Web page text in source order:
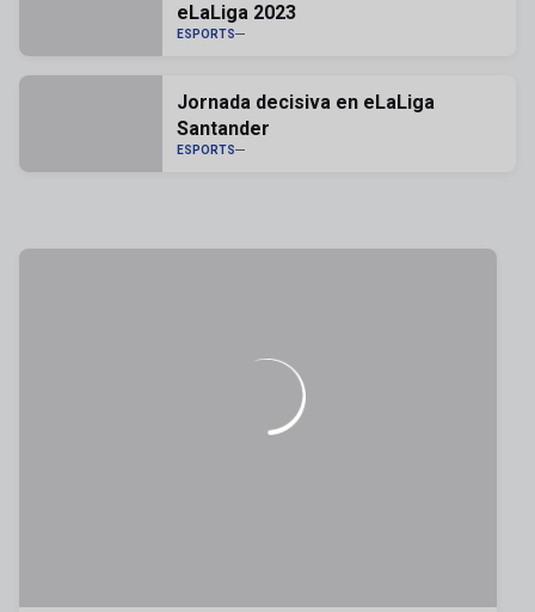
eLaLiga 2023
ESPORTS
Jornada decisiva en eLaLiga
Santander
ESPORTS